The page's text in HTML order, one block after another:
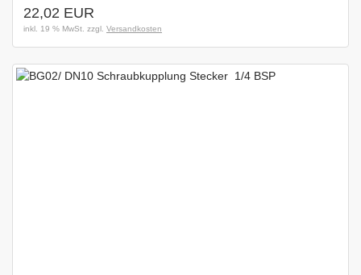
22,02 EUR
inkl. 19 % MwSt. zzgl. Versandkosten